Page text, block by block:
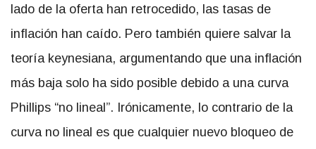
lado de la oferta han retrocedido, las tasas de
inflación han caído. Pero también quiere salvar la
teoría keynesiana, argumentando que una inflación
más baja solo ha sido posible debido a una curva
Phillips “no lineal”. Irónicamente, lo contrario de la
curva no lineal es que cualquier nuevo bloqueo de